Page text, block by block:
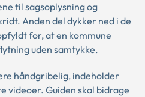
til sagsoplysning og
Anden del dykker ned i de
for, at en kommune
uden samtykke.
håndgribelig, indeholder
videoer. Guiden skal bidrage